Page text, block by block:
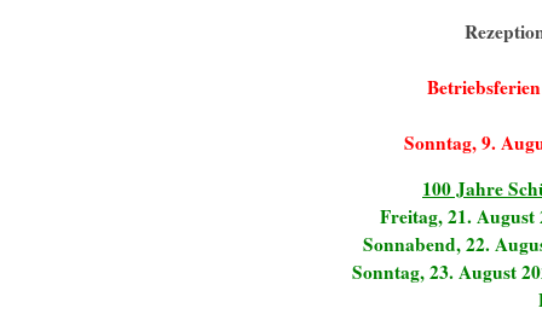
Sonntag, 9.
100 Jahre
Freitag, 21. August
Sonnabend, 22.
Sonntag, 23. August